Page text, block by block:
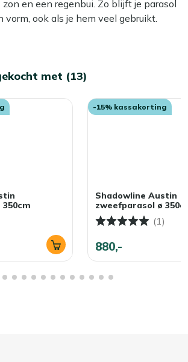
en een regenbui. Zo blijft je parasol
vorm, ook als je hem veel gebruikt.
met (13)
-15% kassakorting
Shadowline Austin
zweefparasol ø
(1)
880,-